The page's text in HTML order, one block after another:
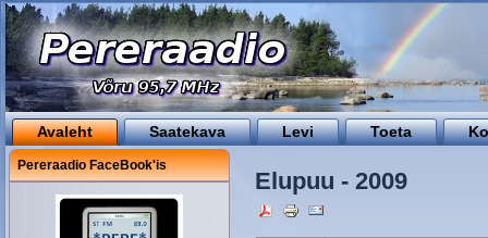
Avaleht Saatekava Levi Toeta
Pereraadio FaceBook'is
Elupuu - 2009